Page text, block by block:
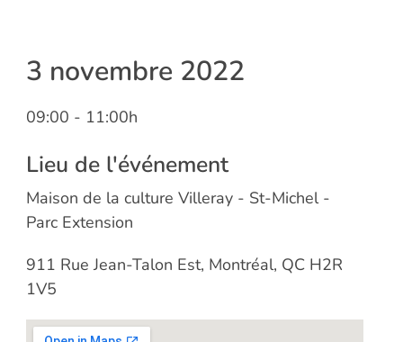
3 novembre 2022
09:00 - 11:00h
Lieu de l'événement
Maison de la culture Villeray - St-Michel -
Parc Extension
911 Rue Jean-Talon Est, Montréal, QC H2R
1V5